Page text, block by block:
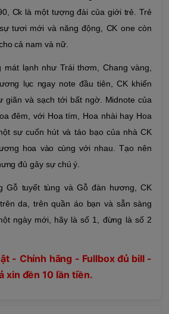
Ck là một tượng đài của giới trẻ. Trẻ
tươi mới và năng động, CK one còn
cả nam và nữ.
lạnh như Trái thơm, Chang vàng,
lục ngay note đầu tiên, CK khiến
giãn và sạch tới bất ngờ. Midnote của
đêm, với Hoa tím, Hoa nhài hay Hoa
sự cuốn hút và táo bạo của nhà CK
hoa vào cùng với nhau. Tạo nên
đủ gây sự chú ý.
Gỗ tuyết tùng và Gỗ đàn hương, CK
da, trên quần áo bạn và sẵn sàng
ngày mới, hãy là số 1, đừng là số 2
- Chính hãng - Fullbox đủ bill -
xin đền 10 lần tiền.